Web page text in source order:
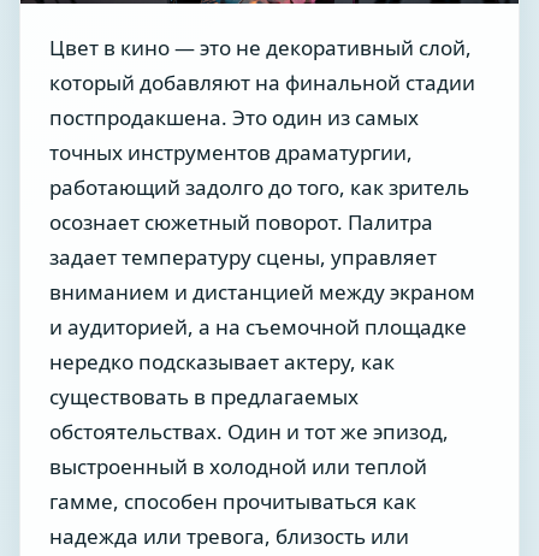
Цвет в кино — это не декоративный слой,
который добавляют на финальной стадии
постпродакшена. Это один из самых
точных инструментов драматургии,
работающий задолго до того, как зритель
осознает сюжетный поворот. Палитра
задает температуру сцены, управляет
вниманием и дистанцией между экраном
и аудиторией, а на съемочной площадке
нередко подсказывает актеру, как
существовать в предлагаемых
обстоятельствах. Один и тот же эпизод,
выстроенный в холодной или теплой
гамме, способен прочитываться как
надежда или тревога, близость или